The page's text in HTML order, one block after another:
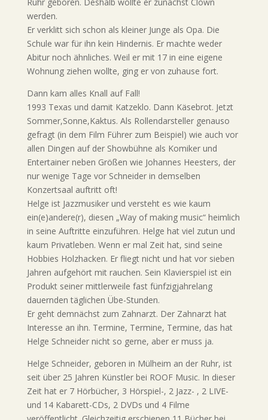
werden.
Er verklitt sich schon als kleiner Junge als Opa. Die
Schule war für ihn kein Hindernis. Er machte weder
Abitur noch ähnliches. Weil er mit 17 in eine eigene
Wohnung ziehen wollte, ging er von zuhause fort.
Dann kam alles Knall auf Fall!
1993 Texas und damit Katzeklo. Dann Käsebrot. Jetzt
Sommer,Sonne,Kaktus. Als Rollendarsteller genauso
gefragt (in dem Film Führer zum Beispiel) wie auch vor
allen Dingen auf der Showbühne als Komiker und
Entertainer neben Größen wie Johannes Heesters, der
nur wenige Tage vor Schneider in demselben
Konzertsaal auftritt oft!
Helge ist Jazzmusiker und versteht es wie kaum
ein(e)andere(r), diesen „Way of making music“ heimlich
in seine Auftritte einzuführen. Helge hat viel zutun und
kaum Privatleben. Wenn er mal Zeit hat, sind seine
Hobbies Holzhacken. Er fliegt nicht und hat vor sieben
Jahren aufgehört mit rauchen. Sein Klavierspiel ist ein
Produkt seiner mittlerweile fast fünfzigjahrelang
dauernden täglichen Übe-Stunden.
Er geht demnächst zum Zahnarzt. Der Zahnarzt hat
Interesse an ihn. Termine, Termine, Termine, das hat
Helge Schneider nicht so gerne, aber er muss ja.
Helge Schneider, geboren in Mülheim an der Ruhr, ist
seit über 25 Jahren Künstler bei ROOF Music. In dieser
Zeit hat er 7 Hörbücher, 3 Hörspiel-, 2 Jazz- , 2 LIVE-
und 14 Kabarett-CDs, 2 DVDs und 4 Filme